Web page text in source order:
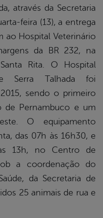
através da Secretaria
feira (13), a entrega
ao Hospital Veterinário
da BR 232, na
Rita. O Hospital
Serra Talhada foi
sendo o primeiro
de Pernambuco e um
O equipamento
das 07h às 16h30, e
13h, no Centro de
a coordenação do
da Secretaria de
25 animais de rua e